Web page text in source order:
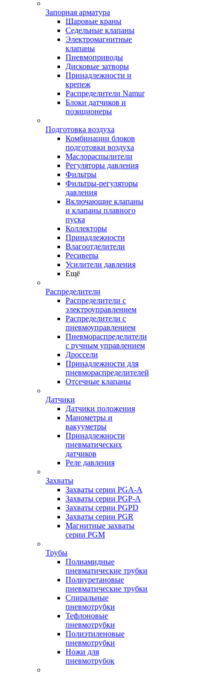
Запорная арматура
Шаровые краны
Седельные клапаны
Электромагнитные
клапаны
Пневмоприводы
Дисковые затворы
Принадлежности и
крепеж
Распределители Namur
Блоки датчиков и
позиционеры
Подготовка воздуха
Комбинации блоков
подготовки воздуха
Маслораспылители
Регуляторы давления
Фильтры
Фильтры-регуляторы
давления
Включающие клапаны
и клапаны плавного
пуска
Коллекторы
Принадлежности
Влагоотделители
Ресиверы
Усилители давления
Ещё
Распределители
Распределители с
электроуправлением
Распределители с
пневмоуправлением
Пневмораспределители
с ручным управлением
Дроссели
Принадлежности для
пневмораспределителей
Отсечные клапаны
Датчики
Датчики положения
Манометры и
вакууметры
Принадлежности
пневматических
датчиков
Реле давления
Захваты
Захваты серии PGA-A
Захваты серии PGP-A
Захваты серии PGPD
Захваты серии PGR
Магнитные захваты
серии PGM
Трубы
Полиамидные
пневматические трубки
Полиуретановые
пневматические трубки
Спиральные
пневмотрубки
Тефлоновые
пневмотрубки
Полиэтиленовые
пневмотрубки
Ножи для
пневмотрубок